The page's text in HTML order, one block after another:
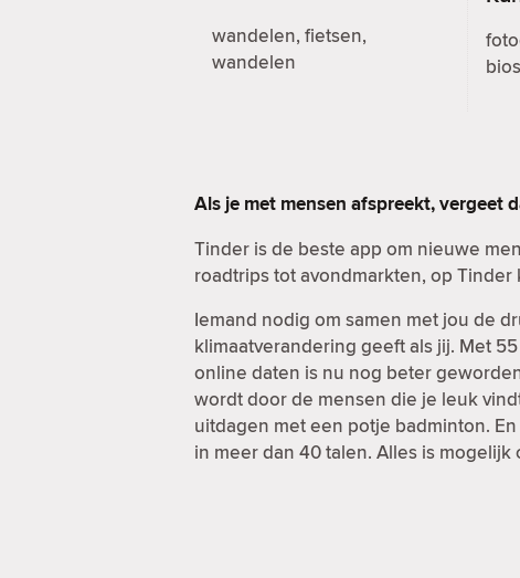
wandelen, fietsen,
wandelen
Als je met mensen afspreekt, vergeet
Tinder is de beste app om nieuwe
roadtrips tot avondmarkten, op
Iemand nodig om samen met jou de
klimaatverandering geeft als jij. Met
online daten is nu nog beter
wordt door de mensen die je leuk
uitdagen met een potje badminton.
in meer dan 40 talen. Alles is mogelijk